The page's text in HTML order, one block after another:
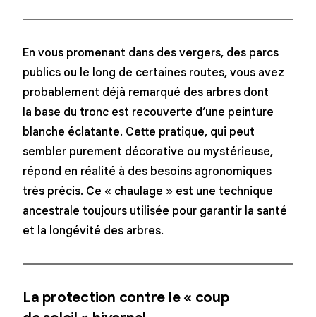
En vous promenant dans des vergers, des parcs
publics ou le long de certaines routes, vous avez
probablement déjà remarqué des arbres dont
la base du tronc est recouverte d’une peinture
blanche éclatante. Cette pratique, qui peut
sembler purement décorative ou mystérieuse,
répond en réalité à des besoins agronomiques
très précis. Ce « chaulage » est une technique
ancestrale toujours utilisée pour garantir la santé
et la longévité des arbres.
La protection contre le « coup